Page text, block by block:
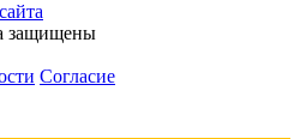
защищены
Согласие